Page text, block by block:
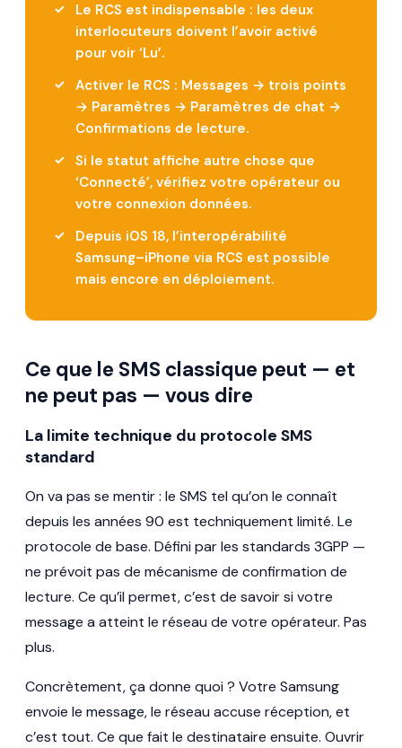
Le RCS est indispensable : les deux
interlocuteurs doivent l’avoir activé
pour voir ‘Lu’.
Activer le RCS : Messages → trois points
→ Paramètres → Paramètres de chat →
Confirmations de lecture.
Si le statut affiche autre chose que
‘Connecté’, vérifiez votre opérateur ou
votre connexion données.
Depuis iOS 18, l’interopérabilité
Samsung–iPhone via RCS est possible
mais encore en déploiement.
Ce que le SMS classique peut — et
ne peut pas — vous dire
La limite technique du protocole SMS
standard
On va pas se mentir : le SMS tel qu’on le connaît
depuis les années 90 est techniquement limité. Le
protocole de base. Défini par les standards 3GPP —
ne prévoit pas de mécanisme de confirmation de
lecture. Ce qu’il permet, c’est de savoir si votre
message a atteint le réseau de votre opérateur. Pas
plus.
Concrètement, ça donne quoi ? Votre Samsung
envoie le message, le réseau accuse réception, et
c’est tout. Ce que fait le destinataire ensuite. Ouvrir